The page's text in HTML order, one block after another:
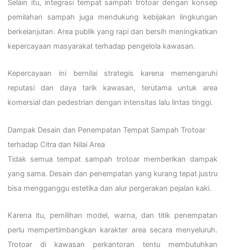
Selain itu, integrasi tempat sampah trotoar dengan konsep
pemilahan sampah juga mendukung kebijakan lingkungan
berkelanjutan. Area publik yang rapi dan bersih meningkatkan
kepercayaan masyarakat terhadap pengelola kawasan.
Kepercayaan ini bernilai strategis karena memengaruhi
reputasi dan daya tarik kawasan, terutama untuk area
komersial dan pedestrian dengan intensitas lalu lintas tinggi.
Dampak Desain dan Penempatan Tempat Sampah Trotoar
terhadap Citra dan Nilai Area
Tidak semua tempat sampah trotoar memberikan dampak
yang sama. Desain dan penempatan yang kurang tepat justru
bisa mengganggu estetika dan alur pergerakan pejalan kaki.
Karena itu, pemilihan model, warna, dan titik penempatan
perlu mempertimbangkan karakter area secara menyeluruh.
Trotoar di kawasan perkantoran tentu membutuhkan